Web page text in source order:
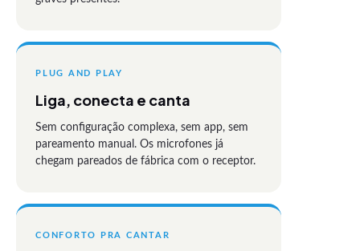
PLUG AND PLAY
Liga, conecta e canta
Sem configuração complexa, sem app, sem
pareamento manual. Os microfones já
chegam pareados de fábrica com o receptor.
CONFORTO PRA CANTAR